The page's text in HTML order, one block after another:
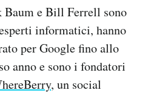
Baum e Bill Ferrell sono
informatici, hanno
per Google fino allo
anno e sono i fondatori
, un social